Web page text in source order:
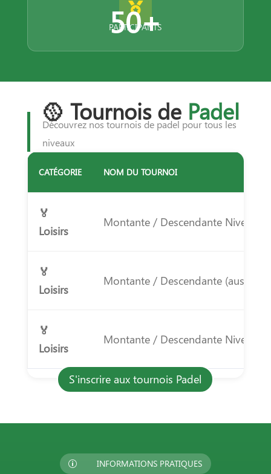

50+
PARTICIPANTS
🥎 Tournois de Padel
Découvrez nos tournois de padel pour tous les
niveaux
CATÉGORIE NOM DU TOURNOI
🏅
Loisirs
Montante / Descendante Niveau
🏅
Loisirs
Montante / Descendante
🏅
Loisirs
Montante / Descendante Niveau
S'inscrire aux tournois Padel
p INFORMATIONS PRATIQUES